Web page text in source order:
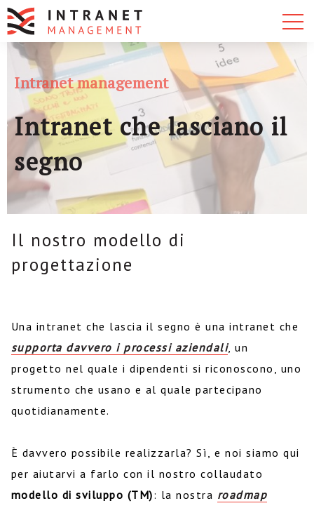
Intranet management
Intranet che lasciano il
segno
Il nostro modello di
progettazione
Una intranet che lascia il segno è una intranet che
supporta davvero i processi aziendali, un
progetto nel quale i dipendenti si riconoscono, uno
strumento che usano e al quale partecipano
quotidianamente.
È davvero possibile realizzarla? Sì, e noi siamo qui
per aiutarvi a farlo con il nostro collaudato
modello di sviluppo (TM): la nostra roadmap